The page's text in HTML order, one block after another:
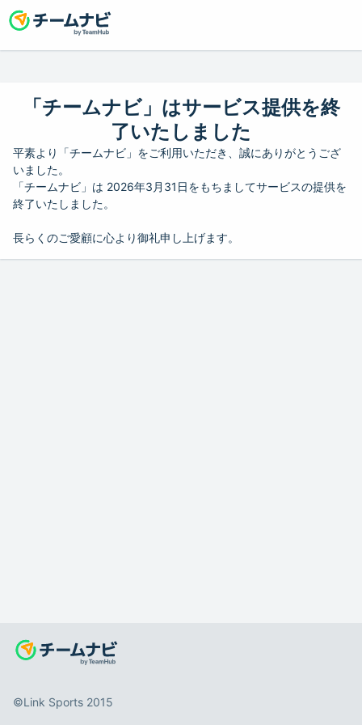
「チームナビ」はサービス提供を終
了いたしました
平素より「チームナビ」をご利用いただき、誠にありがとうござ
いました。
「チームナビ」は 2026年3月31日をもちましてサービスの提供を
終了いたしました。
長らくのご愛顧に心より御礼申し上げます。
©️Link Sports 2015